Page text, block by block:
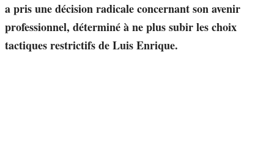
a pris une décision radicale concernant son avenir
professionnel, déterminé à ne plus subir les choix
tactiques restrictifs de Luis Enrique.